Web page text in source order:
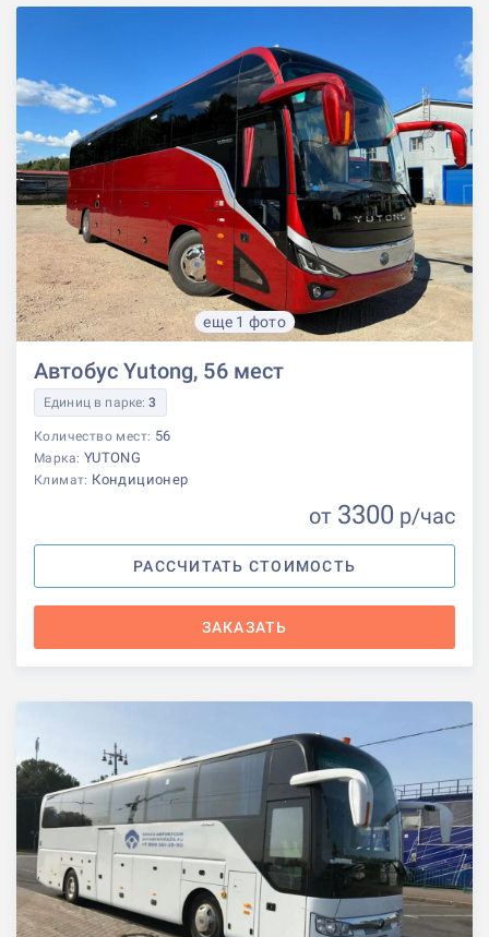
еще 1 фото
Автобус Yutong, 56 мест
Единиц в парке:3
Количество мест: 56
Марка: YUTONG
Климат: Кондиционер
от 3300 р/час
РАССЧИТАТЬ СТОИМОСТЬ
ЗАКАЗАТЬ